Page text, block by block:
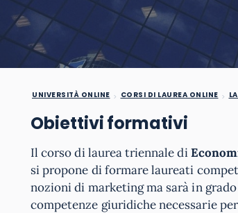
UNIVERSITÀ ONLINE CORSI DI LAUREA ONLINE
Obiettivi formativi
Il corso di laurea triennale di
si propone di formare laureati
nozioni di marketing ma sarà in
competenze giuridiche necessarie